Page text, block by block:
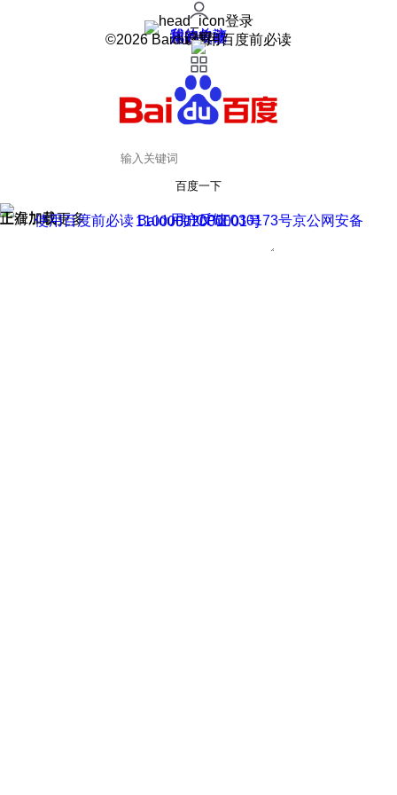
登录
我的关注
我的收藏
皮肤中心
用户反馈
设置
©2026 Baidu 使用百度前必读
百度一下
正在加载
上滑加载更多 用户反馈
使用百度前必读 Baidu 京ICP证030173号
京公网安备11000002000001号